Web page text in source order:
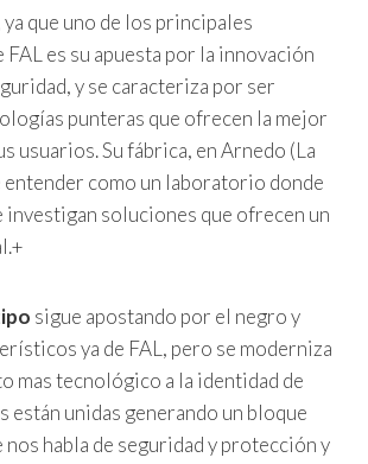
que uno de los principales
es su apuesta por la innovación
y se caracteriza por ser
punteras que ofrecen la mejor
usuarios. Su fábrica, en Arnedo (La
entender como un laboratorio donde
investigan soluciones que ofrecen un
sigue apostando por el negro y
ya de FAL, pero se moderniza
mas tecnológico a la identidad de
están unidas generando un bloque
habla de seguridad y protección y